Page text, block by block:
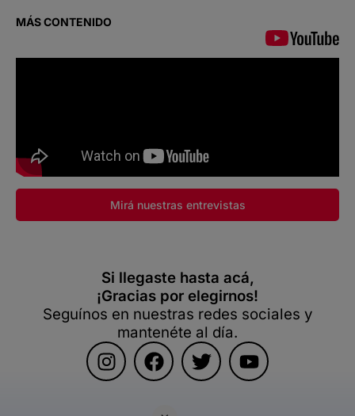
MÁS CONTENIDO
Mirá nuestras entrevistas
Si llegaste hasta acá,
¡Gracias por elegirnos!
Seguínos en nuestras redes sociales y
mantenéte al día.